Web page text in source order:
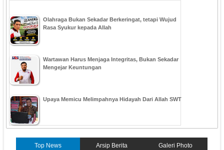
Olahraga Bukan Sekadar Berkeringat, tetapi Wujud
Rasa Syukur kepada Allah
Wartawan Harus Menjaga Integritas, Bukan Sekadar
Mengejar Keuntungan
Upaya Memicu Melimpahnya Hidayah Dari Allah SWT
Top News Arsip Berita Galeri Photo